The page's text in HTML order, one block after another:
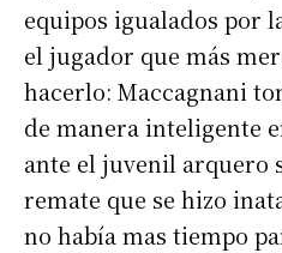
equipos igualados por
el jugador que más
hacerlo: Maccagnani
de manera inteligente
ante el juvenil arquero
remate que se hizo
no había mas tiempo